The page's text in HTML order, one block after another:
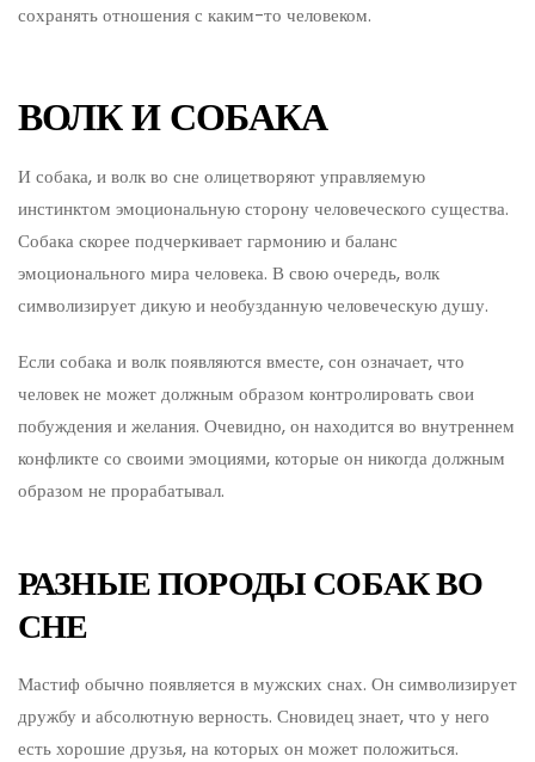
сохранять отношения с каким-то человеком.
ВОЛК И СОБАКА
И собака, и волк во сне олицетворяют управляемую
инстинктом эмоциональную сторону человеческого существа.
Собака скорее подчеркивает гармонию и баланс
эмоционального мира человека. В свою очередь, волк
символизирует дикую и необузданную человеческую душу.
Если собака и волк появляются вместе, сон означает, что
человек не может должным образом контролировать свои
побуждения и желания. Очевидно, он находится во внутреннем
конфликте со своими эмоциями, которые он никогда должным
образом не прорабатывал.
РАЗНЫЕ ПОРОДЫ СОБАК ВО
СНЕ
Мастиф обычно появляется в мужских снах. Он символизирует
дружбу и абсолютную верность. Сновидец знает, что у него
есть хорошие друзья, на которых он может положиться.